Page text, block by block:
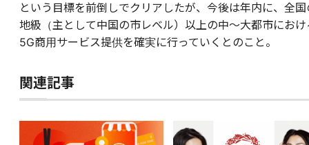
という目標を前倒しでクリアしたが、今後は年内に、全国
地級（主として中国の市レベル）以上の中～大都市におけ
5G商用サービス提供を確実に行っていくとのこと。
関連記事